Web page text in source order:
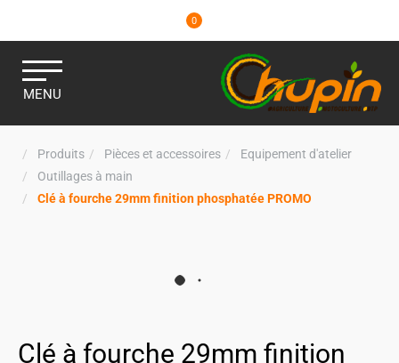
0
MENU
Produits Pièces et accessoires
Equipement d'atelier
Outillages à main
Clé à fourche 29mm finition phosphatée PROMO
Clé à fourche 29mm finition